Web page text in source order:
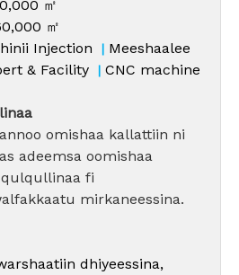
㎡
㎡
Injection
| Meeshaalee
& Facility | CNC machine
omishaa kallattiin ni
adeemsa oomishaa
qulqullinaa fi
mirkaneessina.
dhiyeessina,